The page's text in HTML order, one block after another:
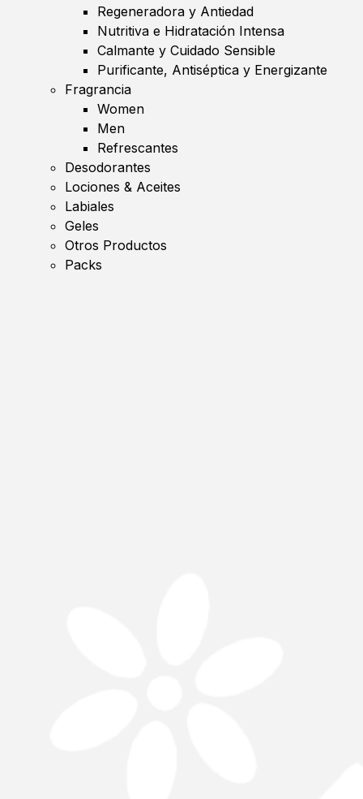
Regeneradora y Antiedad
Nutritiva e Hidratación Intensa
Calmante y Cuidado Sensible
Purificante, Antiséptica y Energizante
Fragrancia
Women
Men
Refrescantes
Desodorantes
Lociones & Aceites
Labiales
Geles
Otros Productos
Packs